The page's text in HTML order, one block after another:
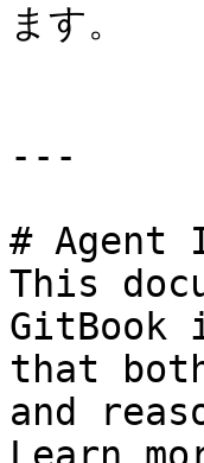
ます。
---
# Agent
This
GitBook
that
and